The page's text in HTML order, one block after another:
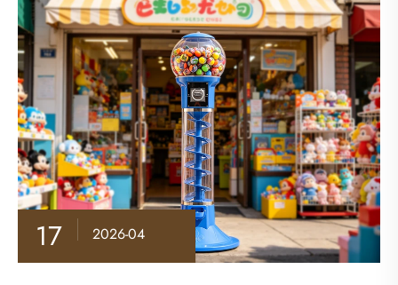
17 2026-04